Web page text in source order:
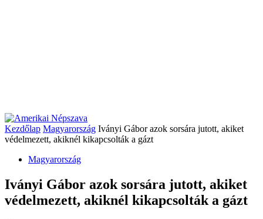
Kezdőlap Magyarország Iványi Gábor azok sorsára jutott, akiket
védelmezett, akiknél kikapcsolták a gázt
Magyarország
Iványi Gábor azok sorsára jutott, akiket
védelmezett, akiknél kikapcsolták a gázt